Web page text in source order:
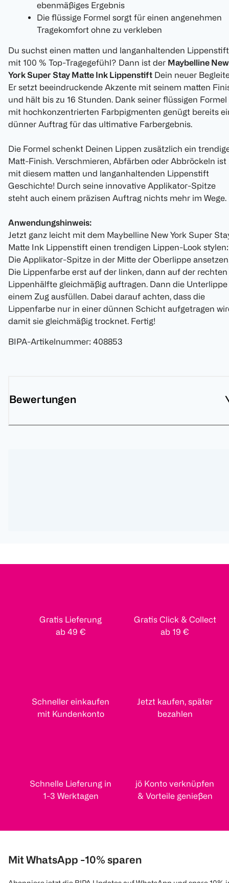
ebenmäßiges Ergebnis
Die flüssige Formel sorgt für einen angenehmen
Tragekomfort ohne zu verkleben
Du suchst einen matten und langanhaltenden Lippenstift
mit 100 % Top-Tragegefühl? Dann ist der Maybelline New
York Super Stay Matte Ink Lippenstift Dein neuer
Er setzt beeindruckende Akzente mit seinem matten
und hält bis zu 16 Stunden. Dank seiner flüssigen Formel
mit hochkonzentrierten Farbpigmenten genügt bereits
dünner Auftrag für das ultimative Farbergebnis.
Die Formel schenkt Deinen Lippen zusätzlich ein
Matt-Finish. Verschmieren, Abfärben oder Abbröckeln ist
mit diesem matten und langanhaltenden Lippenstift
Geschichte! Durch seine innovative Applikator-Spitze
steht auch einem präzisen Auftrag nichts mehr im Wege.
Anwendungshinweis:
Jetzt ganz leicht mit dem Maybelline New York Super
Matte Ink Lippenstift einen trendigen Lippen-Look stylen:
Die Applikator-Spitze in der Mitte der Oberlippe
Die Lippenfarbe erst auf der linken, dann auf der rechten
Lippenhälfte gleichmäßig auftragen. Dann die Unterlippe
einem Zug ausfüllen. Dabei darauf achten, dass die
Lippenfarbe nur in einer dünnen Schicht aufgetragen
damit sie gleichmäßig trocknet. Fertig!
BIPA-Artikelnummer: 408853
Bewertungen
Gratis Lieferung
ab 49 €
Gratis Click & Collect
ab 19 €
Schneller einkaufen
mit Kundenkonto
Jetzt kaufen, später
bezahlen
Schnelle Lieferung in
1-3 Werktagen
jö Konto verknüpfen
& Vorteile genießen
Mit WhatsApp -10% sparen